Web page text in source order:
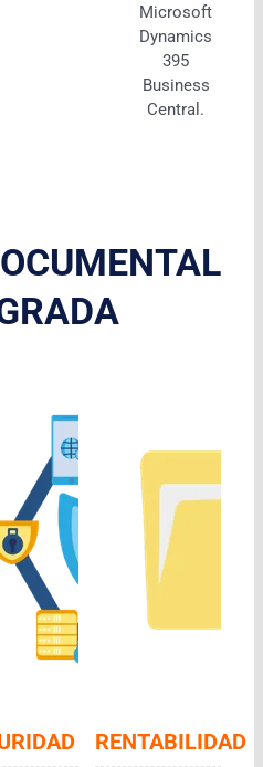
Microsoft
Dynamics
395
Business
Central.
RENTABILIDAD